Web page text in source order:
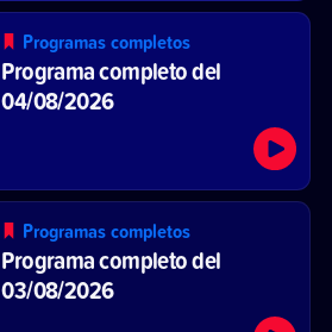
Programas completos
Programa completo del
04/08/2026
Programas completos
Programa completo del
03/08/2026